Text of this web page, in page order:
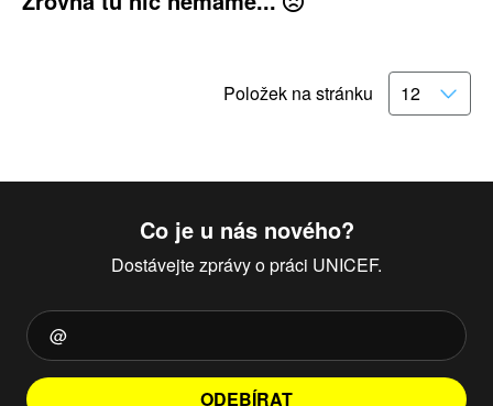
Položek na stránku
Co je u nás nového?
Dostávejte zprávy o práci UNICEF.
ODEBÍRAT